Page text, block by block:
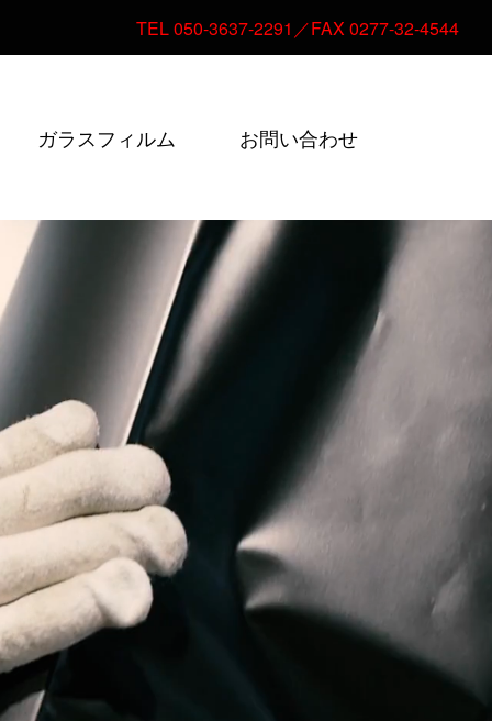
TEL 050-3637-2291／FAX 0277-32-4544
ガラスフィルム お問い合わせ